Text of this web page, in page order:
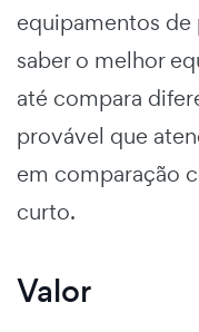
equipamentos
saber o melhor
até compara
provável que
em comparação
curto.
Valor